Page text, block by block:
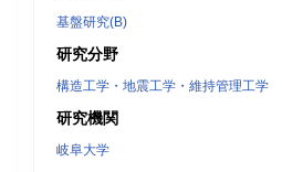
基盤研究(B)
研究分野
構造工学・地震工学・維持管理工学
研究機関
岐阜大学